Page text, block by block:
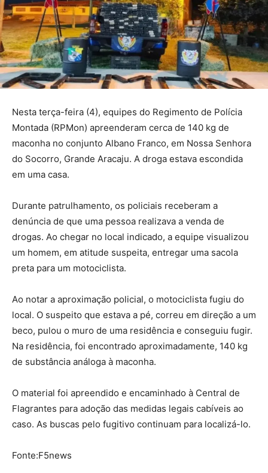
Nesta terça-feira (4), equipes do Regimento de Polícia
Montada (RPMon) apreenderam cerca de 140 kg de
maconha no conjunto Albano Franco, em Nossa Senhora
do Socorro, Grande Aracaju. A droga estava escondida
em uma casa.
Durante patrulhamento, os policiais receberam a
denúncia de que uma pessoa realizava a venda de
drogas. Ao chegar no local indicado, a equipe visualizou
um homem, em atitude suspeita, entregar uma sacola
preta para um motociclista.
Ao notar a aproximação policial, o motociclista fugiu do
local. O suspeito que estava a pé, correu em direção a um
beco, pulou o muro de uma residência e conseguiu fugir.
Na residência, foi encontrado aproximadamente, 140 kg
de substância análoga à maconha.
O material foi apreendido e encaminhado à Central de
Flagrantes para adoção das medidas legais cabíveis ao
caso. As buscas pelo fugitivo continuam para localizá-lo.
Fonte:F5news